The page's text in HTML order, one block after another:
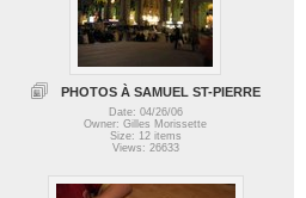
PHOTOS À SAMUEL ST-PIERRE
Date: 04/26/06
Owner: Gilles Morissette
Size: 12 items
Views: 26633